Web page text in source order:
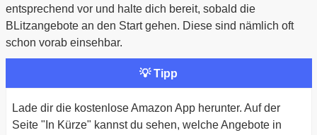
entsprechend vor und halte dich bereit, sobald die
BLitzangebote an den Start gehen. Diese sind nämlich oft
schon vorab einsehbar.
💡 Tipp
Lade dir die kostenlose Amazon App herunter. Auf der
Seite "In Kürze" kannst du sehen, welche Angebote in